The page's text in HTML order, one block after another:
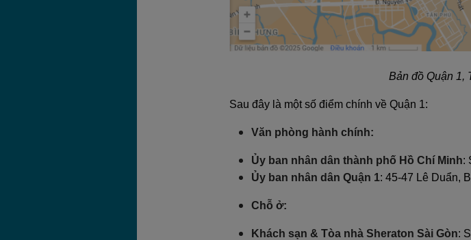
Bản đồ Quận 1,
Sau đây là một số điểm chính về Quận 1:
Văn phòng hành chính:
Ủy ban nhân dân thành phố Hồ Chí Minh:
Ủy ban nhân dân Quận 1: 45-47 Lê Duẩn,
Chỗ ở:
Khách sạn & Tòa nhà Sheraton Sài Gòn: